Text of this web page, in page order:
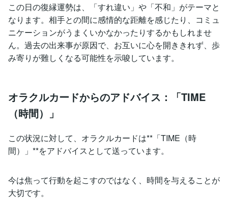
この日の復縁運勢は、「すれ違い」や「不和」がテーマと
なります。相手との間に感情的な距離を感じたり、コミュ
ニケーションがうまくいかなかったりするかもしれませ
ん。過去の出来事が原因で、お互いに心を開ききれず、歩
み寄りが難しくなる可能性を示唆しています。
オラクルカードからのアドバイス：「TIME
（時間）」
この状況に対して、オラクルカードは**「TIME（時
間）」**をアドバイスとして送っています。
今は焦って行動を起こすのではなく、時間を与えることが
大切です。